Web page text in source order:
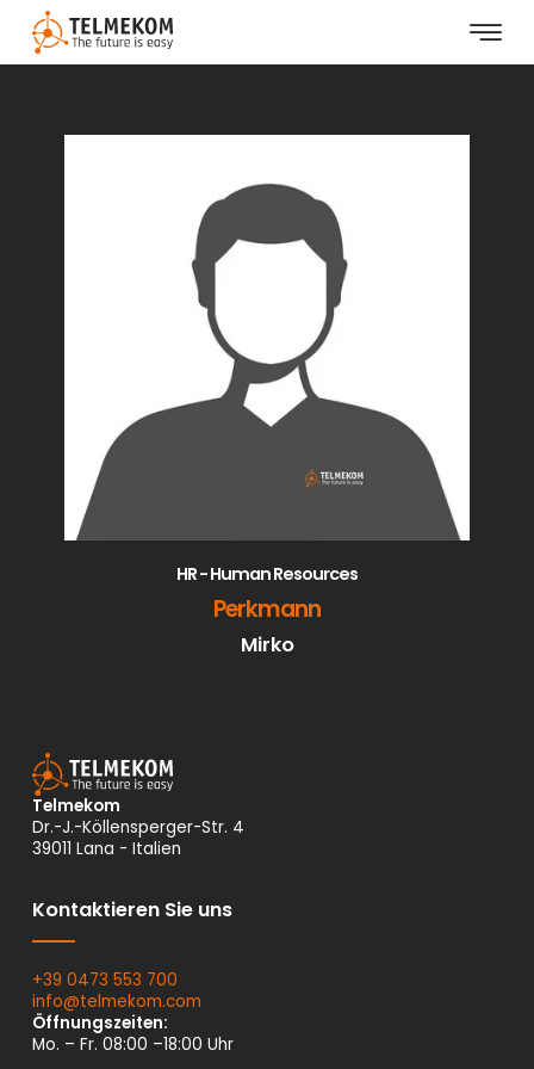
HR - Human Resources
Perkmann
Mirko
Telmekom
Dr.-J.-Köllensperger-Str. 4
39011 Lana - Italien
Kontaktieren Sie uns
+39 0473 553 700
info@telmekom.com
Öffnungszeiten:
Mo. – Fr. 08:00 –18:00 Uhr